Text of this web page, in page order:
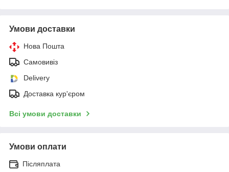
Умови доставки
Нова Пошта
Самовивіз
Delivery
Доставка кур'єром
Всі умови доставки
Умови оплати
Післяплата